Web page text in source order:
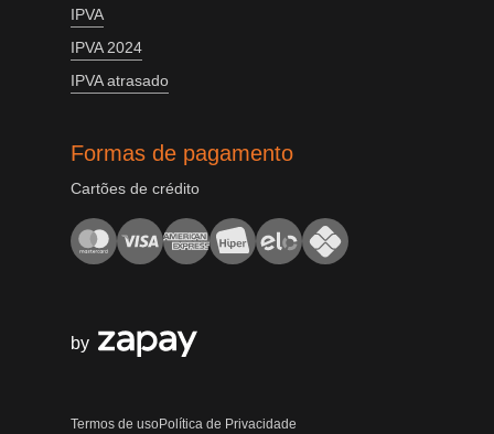
IPVA
IPVA 2024
IPVA atrasado
Formas de pagamento
Cartões de crédito
by
Termos de usoPolítica de Privacidade